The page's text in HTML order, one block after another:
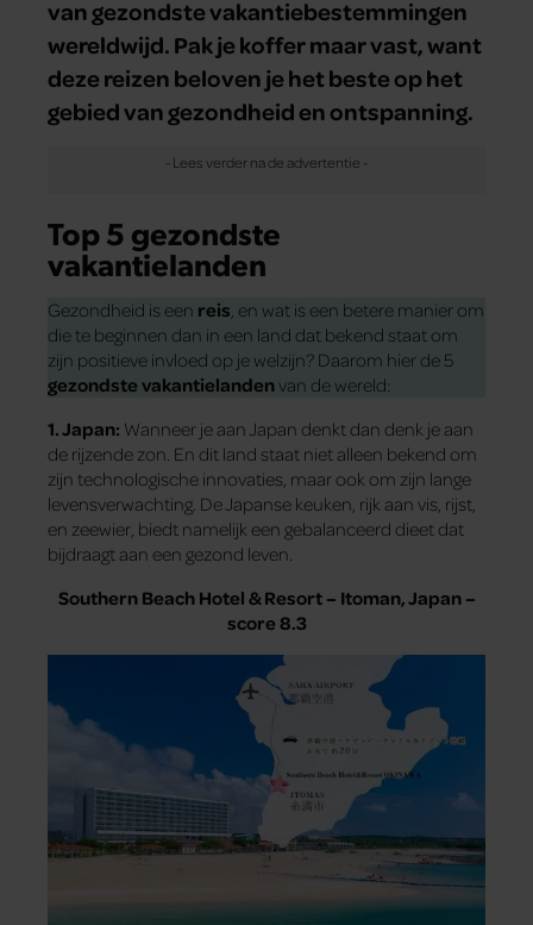
van gezondste vakantiebestemmingen
wereldwijd. Pak je koffer maar vast, want
deze reizen beloven je het beste op het
gebied van gezondheid en ontspanning.
Top 5 gezondste
vakantielanden
Gezondheid is een reis, en wat is een betere manier om
die te beginnen dan in een land dat bekend staat om
zijn positieve invloed op je welzijn? Daarom hier de 5
gezondste vakantielanden van de wereld:
1. Japan: Wanneer je aan Japan denkt dan denk je aan
de rijzende zon. En dit land staat niet alleen bekend om
zijn technologische innovaties, maar ook om zijn lange
levensverwachting. De Japanse keuken, rijk aan vis, rijst,
en zeewier, biedt namelijk een gebalanceerd dieet dat
bijdraagt aan een gezond leven.
Southern Beach Hotel & Resort – Itoman, Japan –
score 8.3